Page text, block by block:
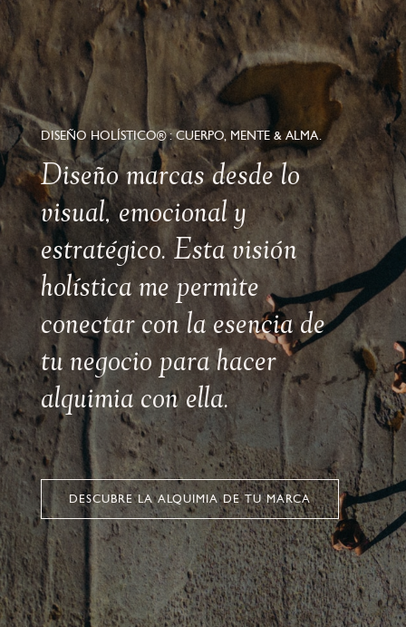
DISEÑO HOLÍSTICO® : CUERPO, MENTE & ALMA.
Diseño marcas desde lo
visual, emocional y
estratégico. Esta visión
holística me permite
conectar con la esencia de
tu negocio para hacer
alquimia con ella.
DESCUBRE LA ALQUIMIA DE TU MARCA